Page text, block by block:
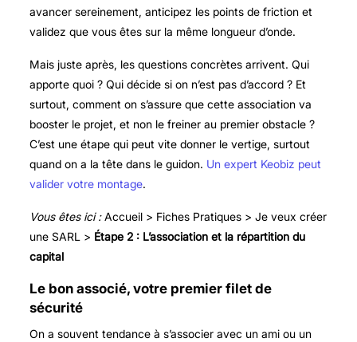
avancer sereinement, anticipez les points de friction et
validez que vous êtes sur la même longueur d’onde.
Mais juste après, les questions concrètes arrivent. Qui
apporte quoi ? Qui décide si on n’est pas d’accord ? Et
surtout, comment on s’assure que cette association va
booster le projet, et non le freiner au premier obstacle ?
C’est une étape qui peut vite donner le vertige, surtout
quand on a la tête dans le guidon. Un expert Keobiz peut
valider votre montage.
Vous êtes ici :Accueil > Fiches Pratiques > Je veux créer
une SARL > Étape 2 : L’association et la répartition du
capital
Le bon associé, votre premier filet de
sécurité
On a souvent tendance à s’associer avec un ami ou un